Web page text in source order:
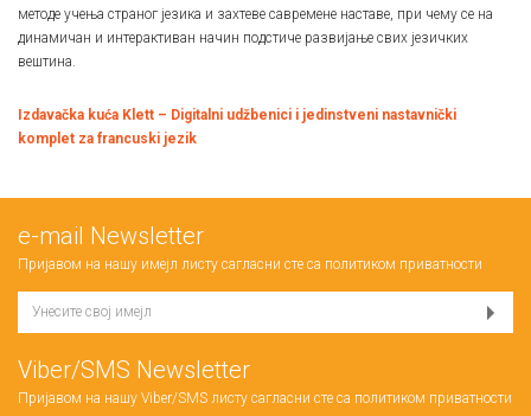
методе учења страног језика и захтеве савремене наставе, при чему се на
динамичан и интерактиван начин подстиче развијање свих језичких
вештина.
Izdavačka kuća Klett – Digitalni udžbenici i jedinstveni nastavnički
komplet za francuski jezik
е-mail Newsletter
Пријавом на нашу имејл листу сагласни сте са политиком приватности
Viber/SMS Newsletter
Пријавом на нашу Viber/SMS листу сагласни сте са политиком приватности